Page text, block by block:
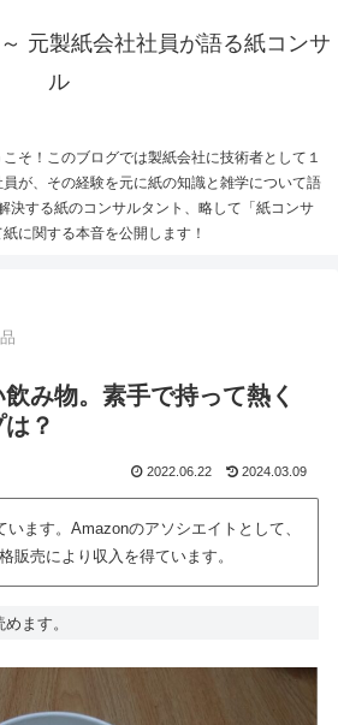
元製紙会社社員が語る紙コンサ
ル
そ！このブログでは製紙会社に技術者として１
が、その経験を元に紙の知識と雑学について語
決する紙のコンサルタント、略して「紙コンサ
に関する本音を公開します！
み物。素手で持って熱く
？
2022.06.22 2024.03.09
ます。Amazonのアソシエイトとして、
販売により収入を得ています。
ます。